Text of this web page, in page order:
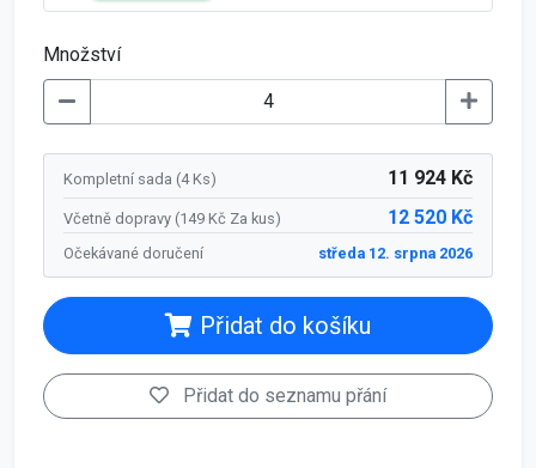
Množství
Kompletní sada (4 Ks) 11 924 Kč
Včetně dopravy (149 Kč Za kus) 12 520 Kč
Očekávané doručení středa 12. srpna 2026
Přidat do košíku
Přidat do seznamu přání